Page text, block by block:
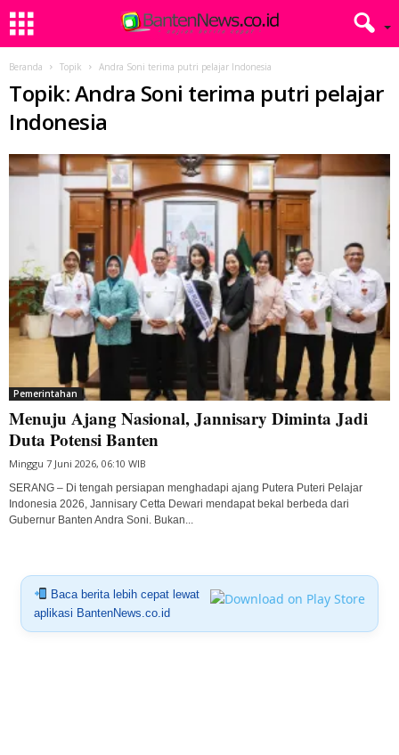
Beranda Topik Andra Soni terima putri pelajar Indonesia
Topik: Andra Soni terima putri pelajar
Indonesia
Pemerintahan
Menuju Ajang Nasional, Jannisary Diminta Jadi
Duta Potensi Banten
Minggu 7 Juni 2026, 06:10 WIB
SERANG – Di tengah persiapan menghadapi ajang Putera Puteri Pelajar
Indonesia 2026, Jannisary Cetta Dewari mendapat bekal berbeda dari
Gubernur Banten Andra Soni. Bukan...
Baca berita lebih cepat lewat
aplikasi BantenNews.co.id